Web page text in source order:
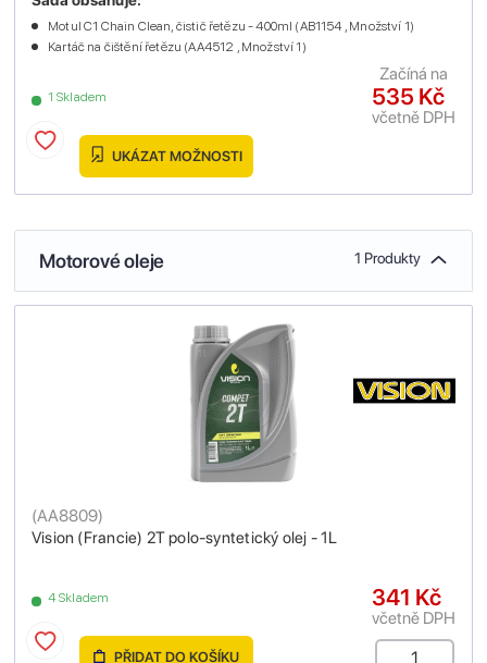
1 Skladem
Motul C1 Chain Clean, čistič řetězu - 400ml (AB1154 , Množství 1)
Kartáč na čištění řetězu (AA4512 , Množství 1)
535 Kč
včetně DPH
Začíná na
UKÁZAT MOŽNOSTI
Motorové oleje 1 Produkty
Vision (Francie) 2T polo-syntetický olej - 1L
(AA8809)
4 Skladem 341 Kč
včetně DPH
PŘIDAT DO KOŠÍKU